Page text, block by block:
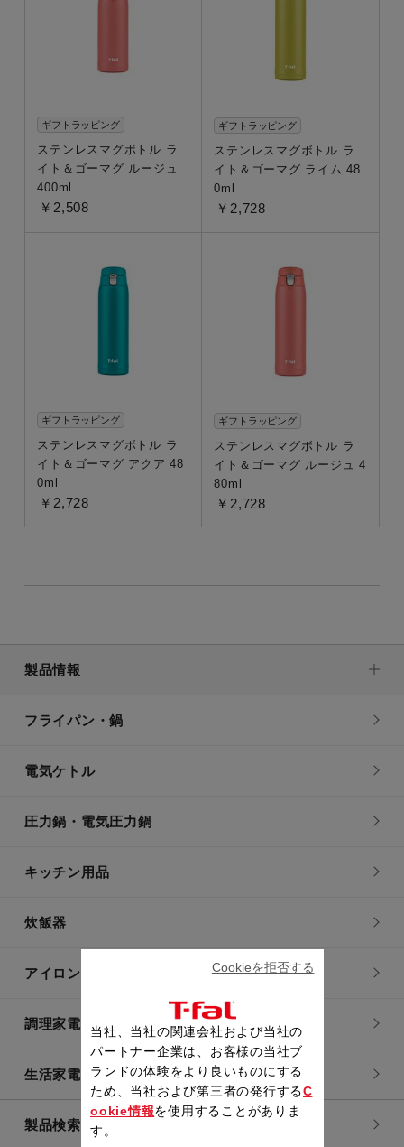
ラッピング・熨斗対応
価格
ご利用ガイド
ご利用ガイドトップ
会員情報について
製品・保証について
ギフトラッピング
ステンレスマグボトル ラ
イト＆ゴーマグ ルージュ
400ml
￥2,508
ギフトラッピング
ステンレスマグボトル ラ
イト＆ゴーマグ ライム 48
0ml
￥2,728
ギフトラッピング
ステンレスマグボトル ラ
イト＆ゴーマグ アクア 48
0ml
￥2,728
ギフトラッピング
ステンレスマグボトル ラ
イト＆ゴーマグ ルージュ 4
80ml
￥2,728
製品情報
フライパン・鍋
電気ケトル
圧力鍋・電気圧力鍋
キッチン用品
炊飯器
アイロン・衣類スチーマー
調理家電
生活家電
製品検索一覧
当社、当社の関連会社および当社の
パートナー企業は、お客様の当社ブ
ランドの体験をより良いものにする
ため、当社および第三者の発行するC
ookie情報を使用することがありま
す。
Cookieを拒否する